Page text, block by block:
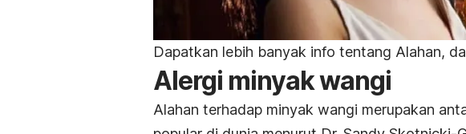
Dapatkan lebih banyak info tentang Alahan,
Alergi minyak wangi
Alahan terhadap minyak wangi merupakan